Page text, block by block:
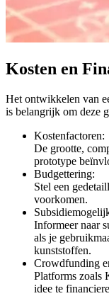
Kosten en
Het ontwikkelen van
is belangrijk om deze
Kostenfactoren:
De grootte,
prototype
Budgettering:
Stel een
voorkomen.
Informeer naar
als je
kunststoffen.
Crowdfunding
Platforms zoals
idee te